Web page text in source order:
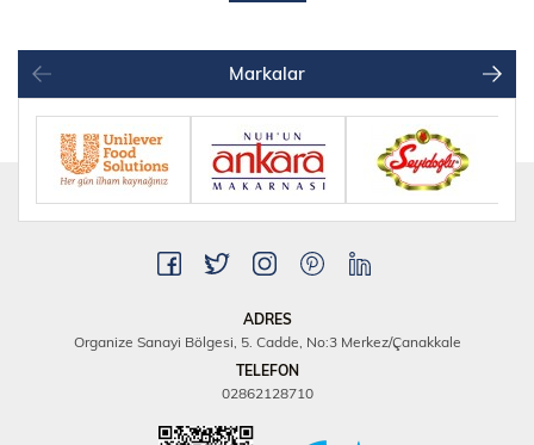
Markalar
ADRES
Organize Sanayi Bölgesi, 5. Cadde, No:3 Merkez/Çanakkale
TELEFON
02862128710